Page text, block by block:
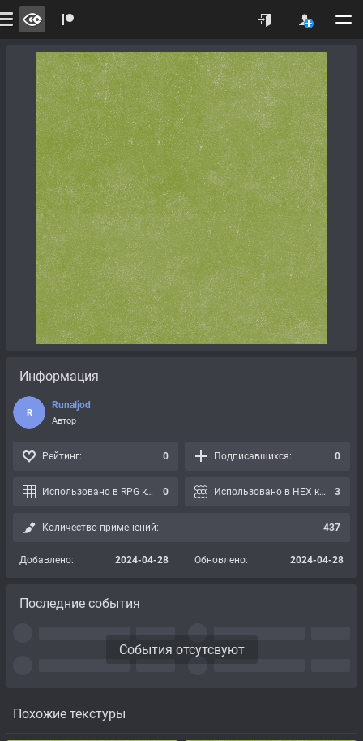
Похожие текстуры
Информация
R
Runaljod
Автор
Рейтинг: 0 Подписавшихся: 0
Использовано в RPG картах: 0 Использовано в HEX картах: 3
Количество применений: 437
Добавлено: 2024-04-28 Обновлено: 2024-04-28
Последние события
События отсутсвуют